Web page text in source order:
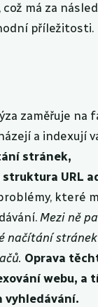
má za
příležitosti.
zaměřuje na
a indexují
stránek,
URL
které
Mezi ně
načítání
Oprava
webu, a
vyhledávání.